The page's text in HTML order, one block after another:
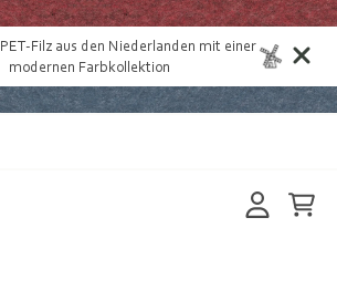
PET-Filz aus den Niederlanden mit einer
modernen Farbkollektion